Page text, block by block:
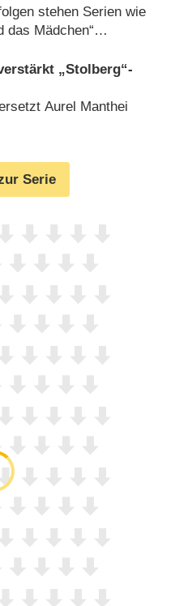
stehen Serien wie
das Mädchen“
„Stolberg“-
Aurel Manthei
Serie